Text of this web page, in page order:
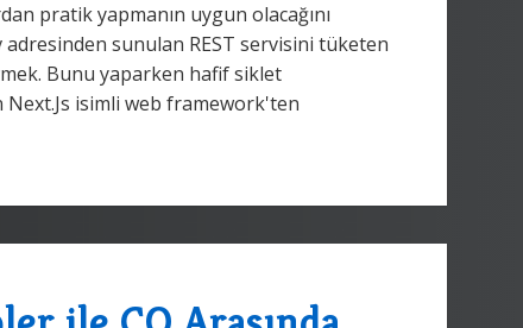
pratik yapmanın uygun olacağını
sunulan REST servisini tüketen
Bunu yaparken hafif siklet
Next.Js isimli web framework'ten